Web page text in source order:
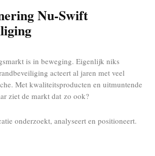
Nu-Swift
is in beweging. Eigenlijk niks
acteert al jaren met veel
Met kwaliteitsproducten en uitmuntende
ziet de markt dat zo ook?
onderzoekt, analyseert en positioneert.